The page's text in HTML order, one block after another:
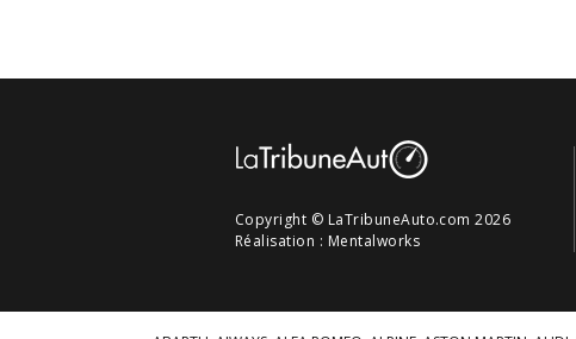
Copyright © LaTribuneAuto.com 2026
Réalisation : Mentalworks